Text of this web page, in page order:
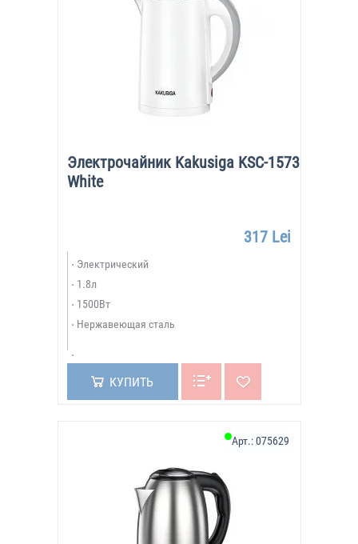
Электрочайник Kakusiga KSC-1573
White
317 Lei
Электрический
1.8л
1500Вт
Нержавеющая сталь
КУПИТЬ
Арт.:075629